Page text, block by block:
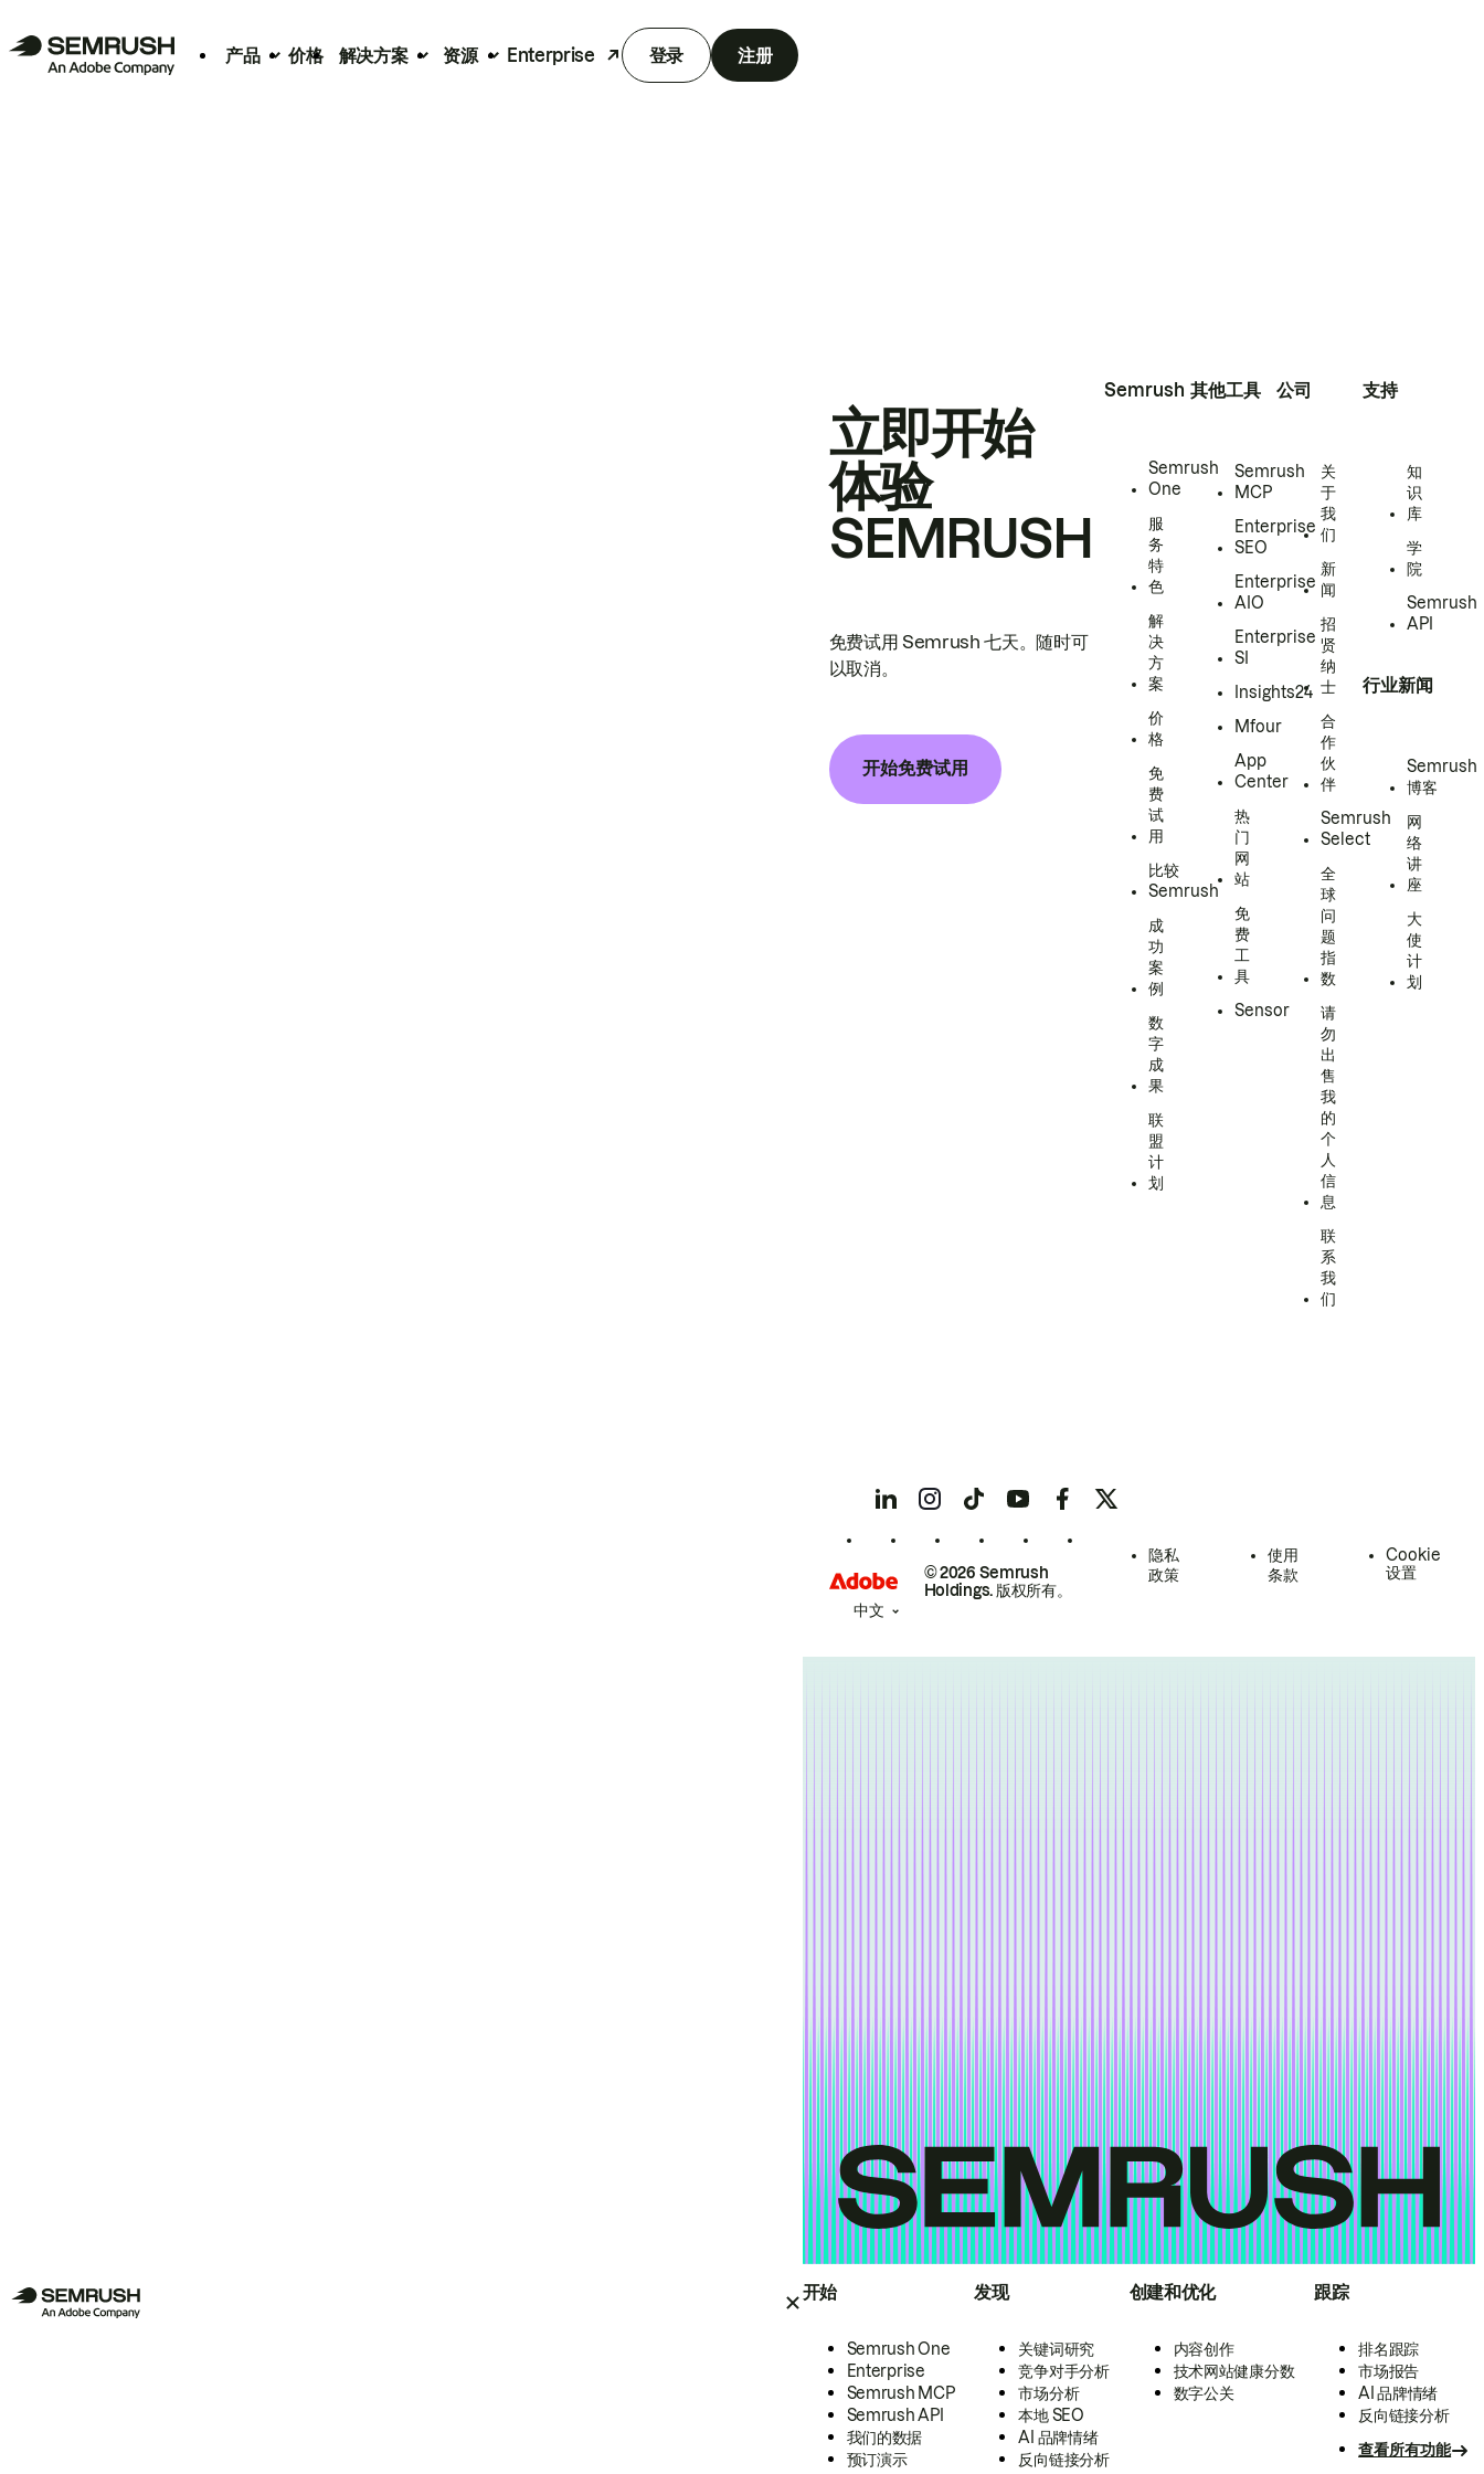
产品 价格 解决方案 资源 Enterprise 登录 注册
开始
Semrush One
Enterprise
Semrush MCP
Semrush API
我们的数据
预订演示
发现
关键词研究
竞争对手分析
市场分析
本地 SEO
AI 品牌情绪
反向链接分析
创建和优化
内容创作
技术网站健康分数
数字公关
跟踪
排名跟踪
市场报告
AI 品牌情绪
反向链接分析
查看所有功能
立即开始
体验
SEMRUSH
免费试用 Semrush 七天。随时可
以取消。
开始免费试用
Semrush
Semrush
One
服
务
特
色
解
决
方
案
价
格
免
费
试
用
比较
Semrush
成
功
案
例
数
字
成
果
联
盟
计
划
其他工具
Semrush
MCP
Enterprise
SEO
Enterprise
AIO
Enterprise
SI
Insights24
Mfour
App
Center
热
门
网
站
免
费
工
具
Sensor
公司
关
于
我
们
新
闻
招
贤
纳
士
合
作
伙
伴
Semrush
Select
全
球
问
题
指
数
请
勿
出
售
我
的
个
人
信
息
联
系
我
们
支持
知
识
库
学
院
Semrush
API
行业新闻
Semrush
博客
网
络
讲
座
大
使
计
划
© 2026 Semrush
Holdings. 版权所有。
隐私
政策
使用
条款
Cookie
设置
中文